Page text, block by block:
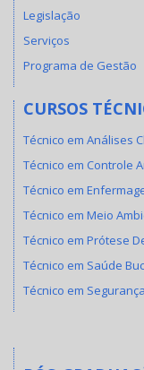
Legislação
Serviços
Programa de Gestão
CURSOS
Técnico em Análises
Técnico em Controle
Técnico em
Técnico em Meio
Técnico em Prótese
Técnico em Saúde
Técnico em